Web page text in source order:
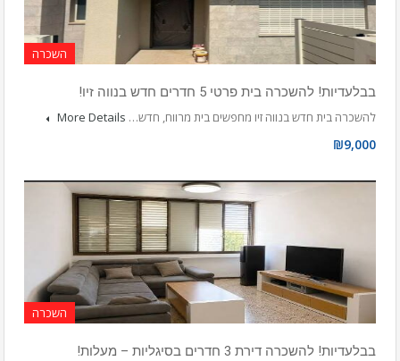
השכרה
בבלעדיות! להשכרה בית פרטי 5 חדרים חדש בנווה זיו!
להשכרה בית חדש בנווה זיו מחפשים בית מרווח, חדש… More Details
₪9,000
השכרה
בבלעדיות! להשכרה דירת 3 חדרים בסיגליות – מעלות!